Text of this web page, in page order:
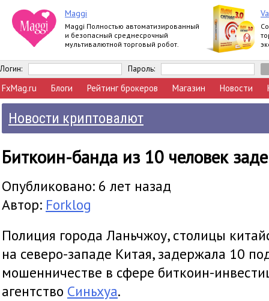
Maggi
Maggi Полностью автоматизированный
и безопасный среднесрочный
мультивалютной торговый робот.
Логин: Пароль:
FxMag.ru Блоги Рейтинг брокеров Магазин Новости
Новости криптовалют
Биткоин-банда из 10 человек
Опубликовано: 6 лет назад
Автор: Forklog
Полиция города Ланьчжоу, столицы
на северо-западе Китая, задержала 10
мошенничестве в сфере биткоин-
агентство Синьхуа.